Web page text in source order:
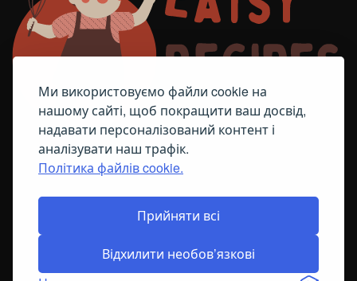
Ми використовуємо файли cookie на
нашому сайті, щоб покращити ваш досвід,
надавати персоналізований контент і
аналізувати наш трафік.
Політика файлів cookie.
Прийняти всі
Відхилити необов’язкові
ПОЛІТИКА ЩОДО ФАЙЛІВ COOKIE
© All Right Reserved2026